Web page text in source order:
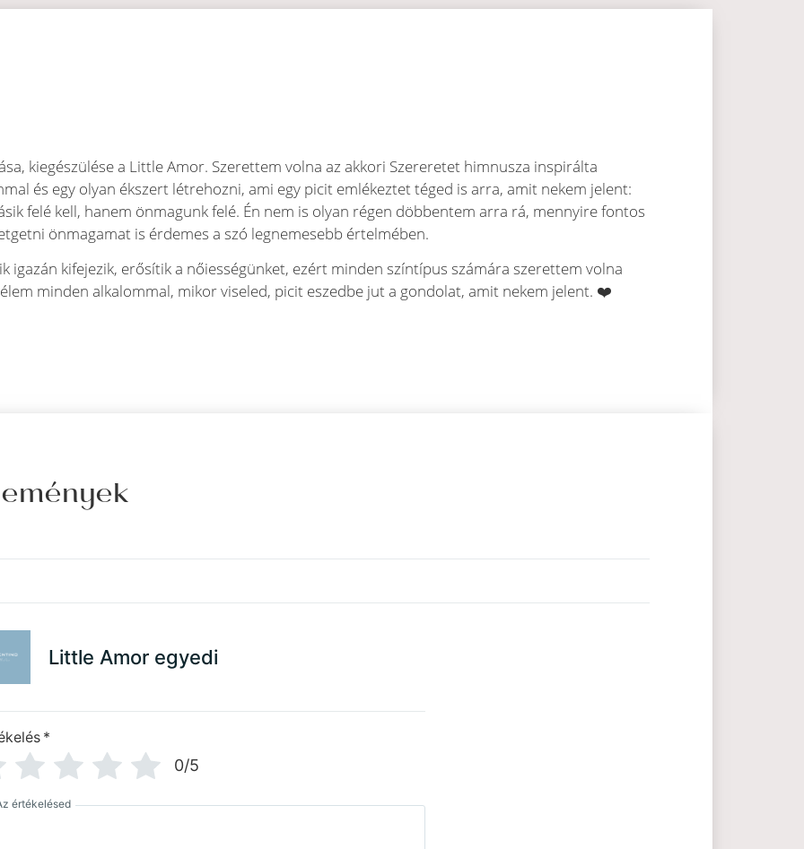
kiegészülése a Little Amor. Szerettem volna az akkori Szereretet himnusza inspirálta
és egy olyan ékszert létrehozni, ami egy picit emlékeztet téged is arra, amit nekem jelent:
felé kell, hanem önmagunk felé. Én nem is olyan régen döbbentem arra rá, mennyire fontos
önmagamat is érdemes a szó legnemesebb értelmében.
igazán kifejezik, erősítik a nőiességünket, ezért minden színtípus számára szerettem volna
minden alkalommal, mikor viseled, picit eszedbe jut a gondolat, amit nekem jelent. ❤️
Little Amor egyedi
*
0/5
értékelésed